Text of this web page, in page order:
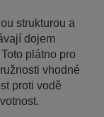
strukturou a
dojem
plátno pro
vhodné
proti vodě